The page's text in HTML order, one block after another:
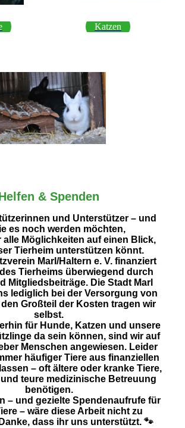
Katzen
& Spenden
und Unterstützer – und
es noch werden möchten,
alle Möglichkeiten auf einen Blick,
Tierheim unterstützen könnt.
Marl/Haltern e. V. finanziert
Tierheims überwiegend durch
Mitgliedsbeiträge. Die Stadt Marl
lediglich bei der Versorgung von
Großteil der Kosten tragen wir
selbst.
für Hunde, Katzen und unsere
da sein können, sind wir auf
Menschen angewiesen. Leider
häufiger Tiere aus finanziellen
– oft ältere oder kranke Tiere,
teure medizinische Betreuung
benötigen.
– und gezielte Spendenaufrufe für
– wäre diese Arbeit nicht zu
dass ihr uns unterstützt. 🐾